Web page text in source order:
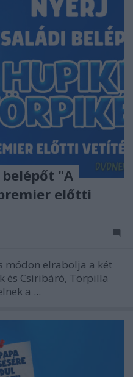
"A
előtti
módon elrabolja a két
és Csiribáró, Törpilla
a ...